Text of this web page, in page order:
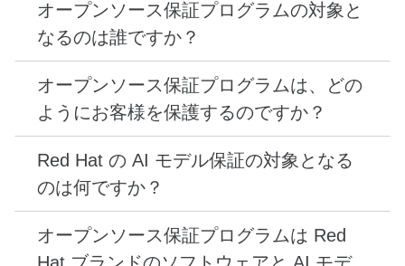
オープンソース保証とは、Red Hat ソリューション
の開発およびデプロイを行うお客様を保護するた
めの Red Hat プログラムです。このプログラムに
は、Red Hat® Enterprise Linux® や Red Hat
OpenShift® Container Platform などの Red Hat
ブランドのソフトウェア・サブスクリプション
や、RHEL AI に含まれているものを始めとする
Red Hat ブランドの AI モデルのサブスクリプショ
ンを購入するお客様に対する保証が含まれていま
す。 つまり、使用がサブスクリプションによって
サポートされている場合は、オープンソース保証プ
ログラムの対象となります。
アクティブな有料 Red Hat 製品サブスクリプショ
ンを有するすべてのお客様は、サブスクリプション
の期間中、オープンソース保証プログラムの対象と
なります。サブスクリプションを Red Hat との直
接契約で購入したお客様と、Red Hat チャネルパ
ートナーを通じて購入したお客様が対象になりま
す。
オープンソース保証プログラムにより、Red Hat 製
品に対する申し立ては、お客様ではなく Red Hat
が解決すべき問題であるという安心感をお客様に
提供します。
Red Hat AI モデル保証は、RHEL AI などの製品に
含まれ、製品規約で特定されている Red Hat ブラ